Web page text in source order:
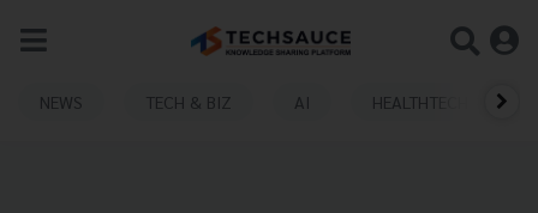
NEWS TECH & BIZ AI HEALTHTECH